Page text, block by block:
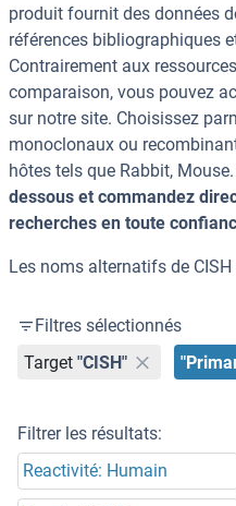
produit fournit des données
références bibliographiques
Contrairement aux
comparaison, vous pouvez
sur notre site. Choisissez
monoclonaux ou
hôtes tels que Rabbit, Mouse.
dessous et commandez
recherches en toute
Les noms alternatifs de CISH
Filtres sélectionnés
Target "CISH"
Filtrer les résultats:
Reactivité: Humain